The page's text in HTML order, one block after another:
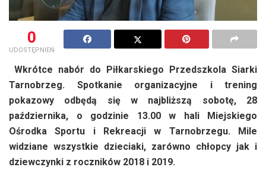
0
UDOSTĘPNIEŃ
Wkrótce nabór do Piłkarskiego Przedszkola Siarki
Tarnobrzeg. Spotkanie organizacyjne i trening
pokazowy odbędą się w najbliższą sobotę, 28
października, o godzinie 13.00 w hali Miejskiego
Ośrodka Sportu i Rekreacji w Tarnobrzegu. Mile
widziane wszystkie dzieciaki, zarówno chłopcy jak i
dziewczynki z roczników 2018 i 2019.